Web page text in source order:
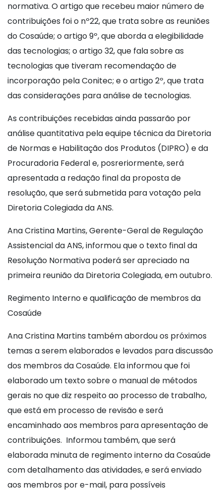
normativa. O artigo que recebeu maior número de
contribuições foi o nº22, que trata sobre as reuniões
do Cosaúde; o artigo 9º, que aborda a elegibilidade
das tecnologias; o artigo 32, que fala sobre as
tecnologias que tiveram recomendação de
incorporação pela Conitec; e o artigo 2º, que trata
das considerações para análise de tecnologias.
As contribuições recebidas ainda passarão por
análise quantitativa pela equipe técnica da Diretoria
de Normas e Habilitação dos Produtos (DIPRO) e da
Procuradoria Federal e, posreriormente, será
apresentada a redação final da proposta de
resolução, que será submetida para votação pela
Diretoria Colegiada da ANS.
Ana Cristina Martins, Gerente-Geral de Regulação
Assistencial da ANS, informou que o texto final da
Resolução Normativa poderá ser apreciado na
primeira reunião da Diretoria Colegiada, em outubro.
Regimento Interno e qualificação de membros da
Cosaúde
Ana Cristina Martins também abordou os próximos
temas a serem elaborados e levados para discussão
dos membros da Cosaúde. Ela informou que foi
elaborado um texto sobre o manual de métodos
gerais no que diz respeito ao processo de trabalho,
que está em processo de revisão e será
encaminhado aos membros para apresentação de
contribuições. Informou também, que será
elaborada minuta de regimento interno da Cosaúde
com detalhamento das atividades, e será enviado
aos membros por e-mail, para possíveis